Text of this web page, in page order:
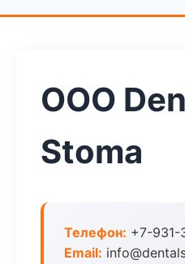
ООО
Stoma
Телефон: +7-
Email: